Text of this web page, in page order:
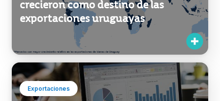
Exportaciones
Conocé los mercados que más
crecieron como destino de las
exportaciones uruguayas